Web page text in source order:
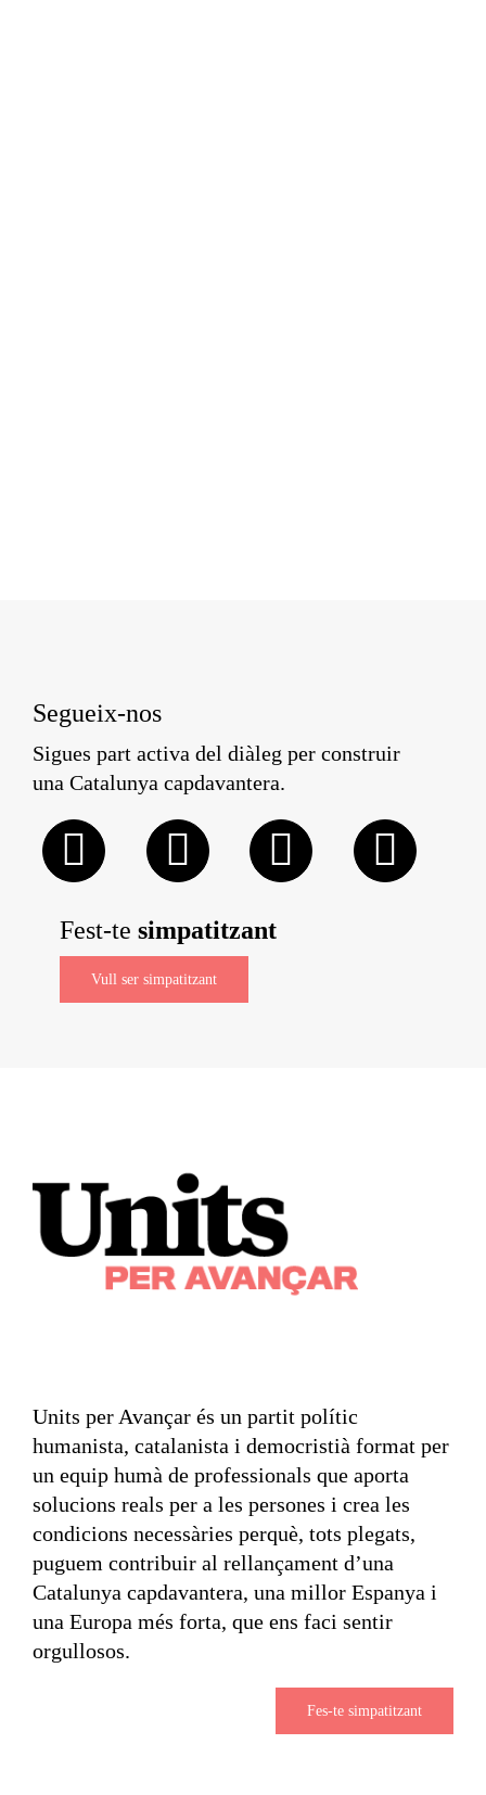
Segueix-nos
Sigues part activa del diàleg per construir
una Catalunya capdavantera.
Fest-te simpatitzant
Vull ser simpatitzant
Units per Avançar és un partit polític
humanista, catalanista i democristià format per
un equip humà de professionals que aporta
solucions reals per a les persones i crea les
condicions necessàries perquè, tots plegats,
puguem contribuir al rellançament d’una
Catalunya capdavantera, una millor Espanya i
una Europa més forta, que ens faci sentir
orgullosos.
Fes-te simpatitzant